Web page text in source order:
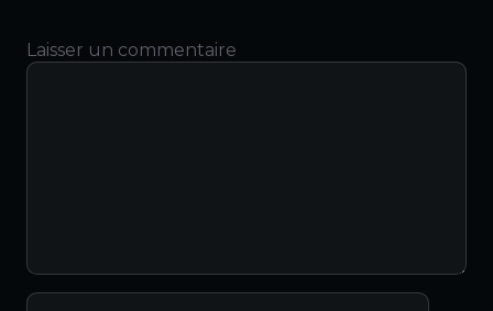
Laisser un commentaire
Commentaire
Nom